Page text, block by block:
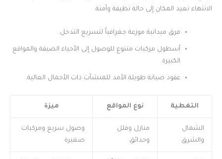
الانتهاء نعيد المكان إلى حالة نظيفة وآمنة.
فرق ميدانية موزعة جغرافياً لتسريع التدخل.
أسطول مركبات متنوع للوصول إلى الأحياء الضيقة والمواقع
الكبيرة.
عقود صيانة طويلة الأمد للمنشآت ذات الأحمال العالية.
التغطية نوع المواقع ميزة
الشمال
والشرق
منازل وفلل
وحدائق
وصول سريع ومركبات
صغيرة